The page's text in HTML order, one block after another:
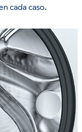
cada caso.